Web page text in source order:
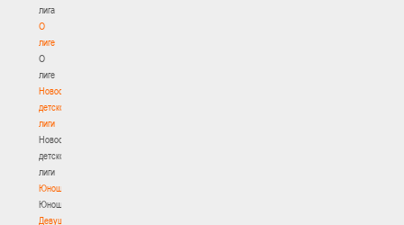
лига
О
лиге
О
лиге
Новости
детской
лиги
Новости
детской
лиги
Юноши
Юноши
Девушки